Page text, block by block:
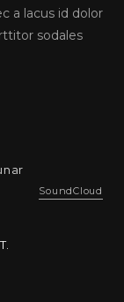
a lacus id dolor
sodales
SoundCloud
.